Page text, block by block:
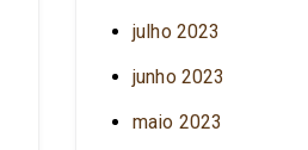
julho 2023
junho 2023
maio 2023